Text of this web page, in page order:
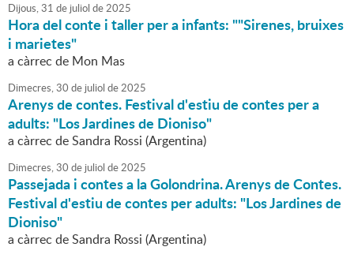
Dijous,31 de juliol de2025
Hora del conte i taller per a infants: ""Sirenes, bruixes
i marietes"
a càrrec de Mon Mas
Dimecres,30 de juliol de2025
Arenys de contes. Festival d'estiu de contes per a
adults: "Los Jardines de Dioniso"
a càrrec de Sandra Rossi (Argentina)
Dimecres,30 de juliol de2025
Passejada i contes a la Golondrina. Arenys de Contes.
Festival d'estiu de contes per adults: "Los Jardines de
Dioniso"
a càrrec de Sandra Rossi (Argentina)